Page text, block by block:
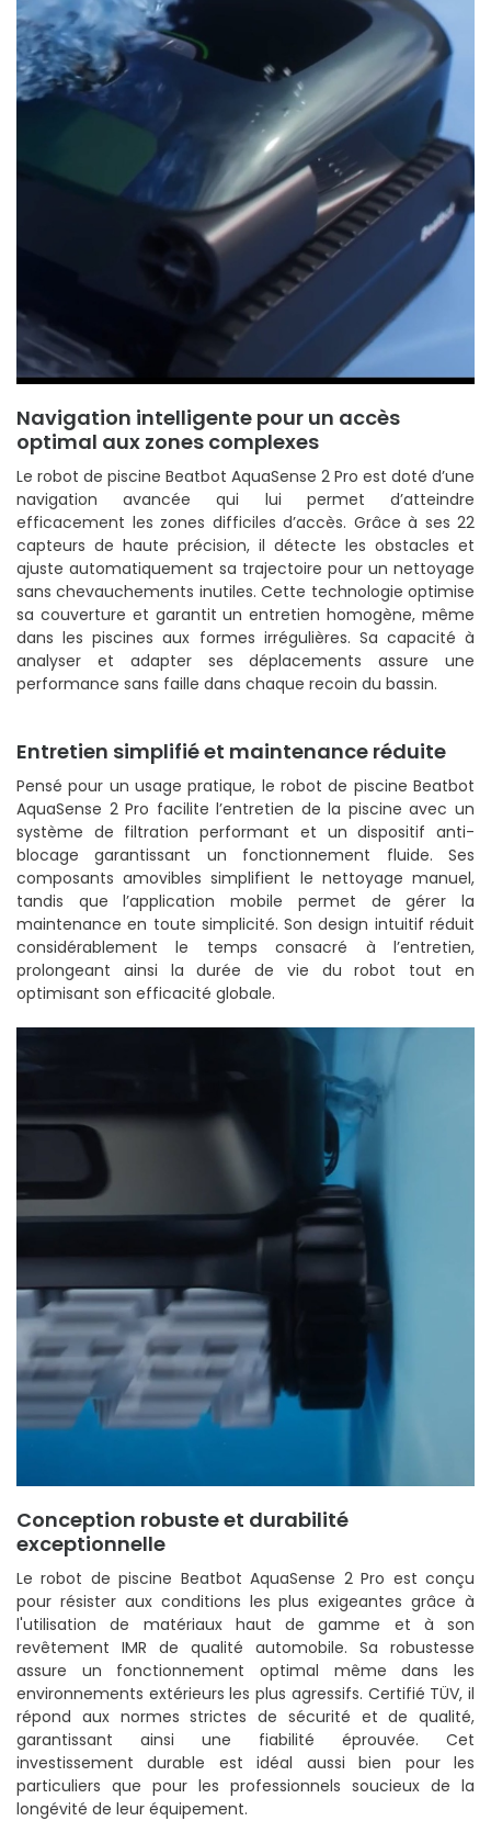
Navigation intelligente pour un accès
optimal aux zones complexes
Le robot de piscine Beatbot AquaSense 2 Pro est doté d’une
navigation avancée qui lui permet d’atteindre
efficacement les zones difficiles d’accès. Grâce à ses 22
capteurs de haute précision, il détecte les obstacles et
ajuste automatiquement sa trajectoire pour un nettoyage
sans chevauchements inutiles. Cette technologie optimise
sa couverture et garantit un entretien homogène, même
dans les piscines aux formes irrégulières. Sa capacité à
analyser et adapter ses déplacements assure une
performance sans faille dans chaque recoin du bassin.
Entretien simplifié et maintenance réduite
Pensé pour un usage pratique, le robot de piscine Beatbot
AquaSense 2 Pro facilite l’entretien de la piscine avec un
système de filtration performant et un dispositif anti-
blocage garantissant un fonctionnement fluide. Ses
composants amovibles simplifient le nettoyage manuel,
tandis que l’application mobile permet de gérer la
maintenance en toute simplicité. Son design intuitif réduit
considérablement le temps consacré à l’entretien,
prolongeant ainsi la durée de vie du robot tout en
optimisant son efficacité globale.
Conception robuste et durabilité
exceptionnelle
Le robot de piscine Beatbot AquaSense 2 Pro est conçu
pour résister aux conditions les plus exigeantes grâce à
l'utilisation de matériaux haut de gamme et à son
revêtement IMR de qualité automobile. Sa robustesse
assure un fonctionnement optimal même dans les
environnements extérieurs les plus agressifs. Certifié TÜV, il
répond aux normes strictes de sécurité et de qualité,
garantissant ainsi une fiabilité éprouvée. Cet
investissement durable est idéal aussi bien pour les
particuliers que pour les professionnels soucieux de la
longévité de leur équipement.